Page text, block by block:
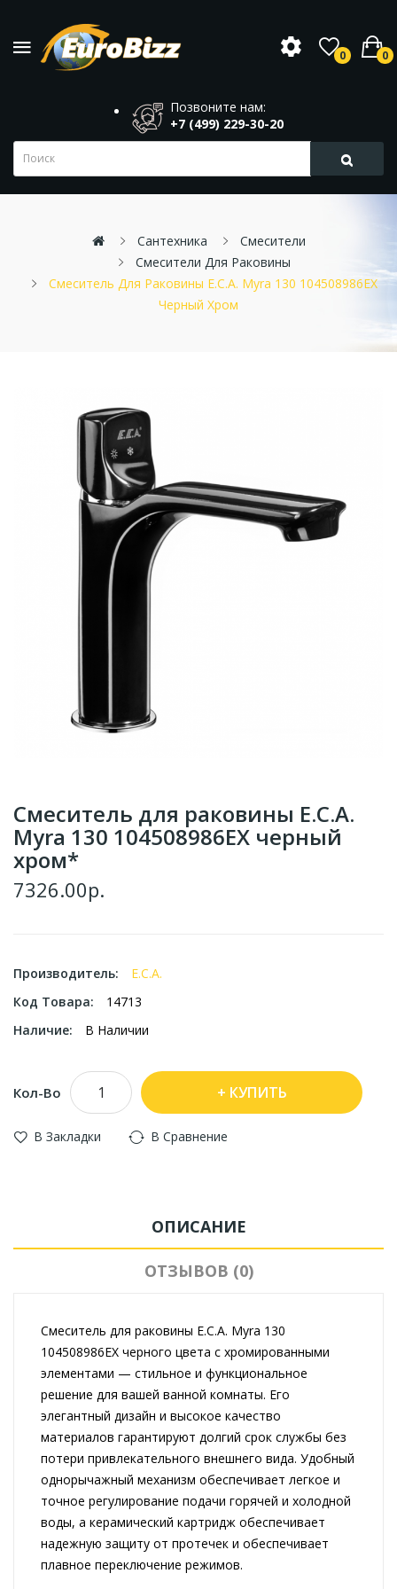
0 0
Позвоните нам:
+7 (499) 229-30-20
Сантехника
Смесители
Смесители Для Раковины
Смеситель Для Раковины E.C.A. Myra 130 104508986EX
Черный Хром
Смеситель для раковины E.C.A.
Myra 130 104508986EX черный
хром*
7326.00р.
Производитель:
E.C.A.
Код Товара:
14713
Наличие:
В Наличии
Кол-Во КУПИТЬ
В Закладки В Сравнение
ОПИСАНИЕ
ОТЗЫВОВ (0)
Смеситель для раковины E.C.A. Myra 130
104508986EX черного цвета с хромированными
элементами — стильное и функциональное
решение для вашей ванной комнаты. Его
элегантный дизайн и высокое качество
материалов гарантируют долгий срок службы без
потери привлекательного внешнего вида. Удобный
однорычажный механизм обеспечивает легкое и
точное регулирование подачи горячей и холодной
воды, а керамический картридж обеспечивает
надежную защиту от протечек и обеспечивает
плавное переключение режимов.